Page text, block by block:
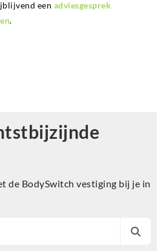
een adviesgesprek
.
de BodySwitch vestiging bij je in